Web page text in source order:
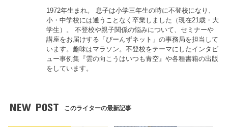
1972年生まれ。 息子は小学三年生の時に不登校になり、
小・中学校には通うことなく卒業しました（現在21歳・大
学生）。 不登校や親子関係の悩みについて、セミナーや
講座をお届けする「びーんずネット」の事務局を担当して
います。趣味はマラソン。不登校をテーマにしたインタビ
ュー事例集『雲の向こうはいつも青空』や各種書籍の出版
をしています。
NEW POST このライターの最新記事